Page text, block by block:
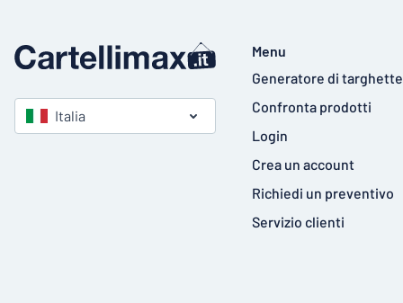
Italia
Menu
Generatore di targhette
Confronta prodotti
Login
Crea un account
Richiedi un preventivo
Servizio clienti